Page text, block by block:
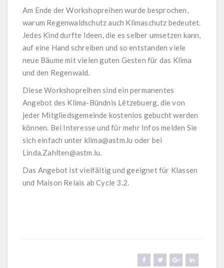
Am Ende der Workshopreihen wurde besprochen,
warum Regenwaldschutz auch Klimaschutz bedeutet.
Jedes Kind durfte Ideen, die es selber umsetzen kann,
auf eine Hand schreiben und so entstanden viele
neue Bäume mit vielen guten Gesten für das Klima
und den Regenwald.
Diese Workshopreihen sind ein permanentes
Angebot des Klima-Bündnis Lëtzebuerg, die von
jeder Mitgliedsgemeinde kostenlos gebucht werden
können. Bei Interesse und für mehr Infos melden Sie
sich einfach unter klima@astm.lu oder bei
Linda.Zahlten@astm.lu.
Das Angebot ist vielfältig und geeignet für Klassen
und Maison Relais ab Cycle 3.2.